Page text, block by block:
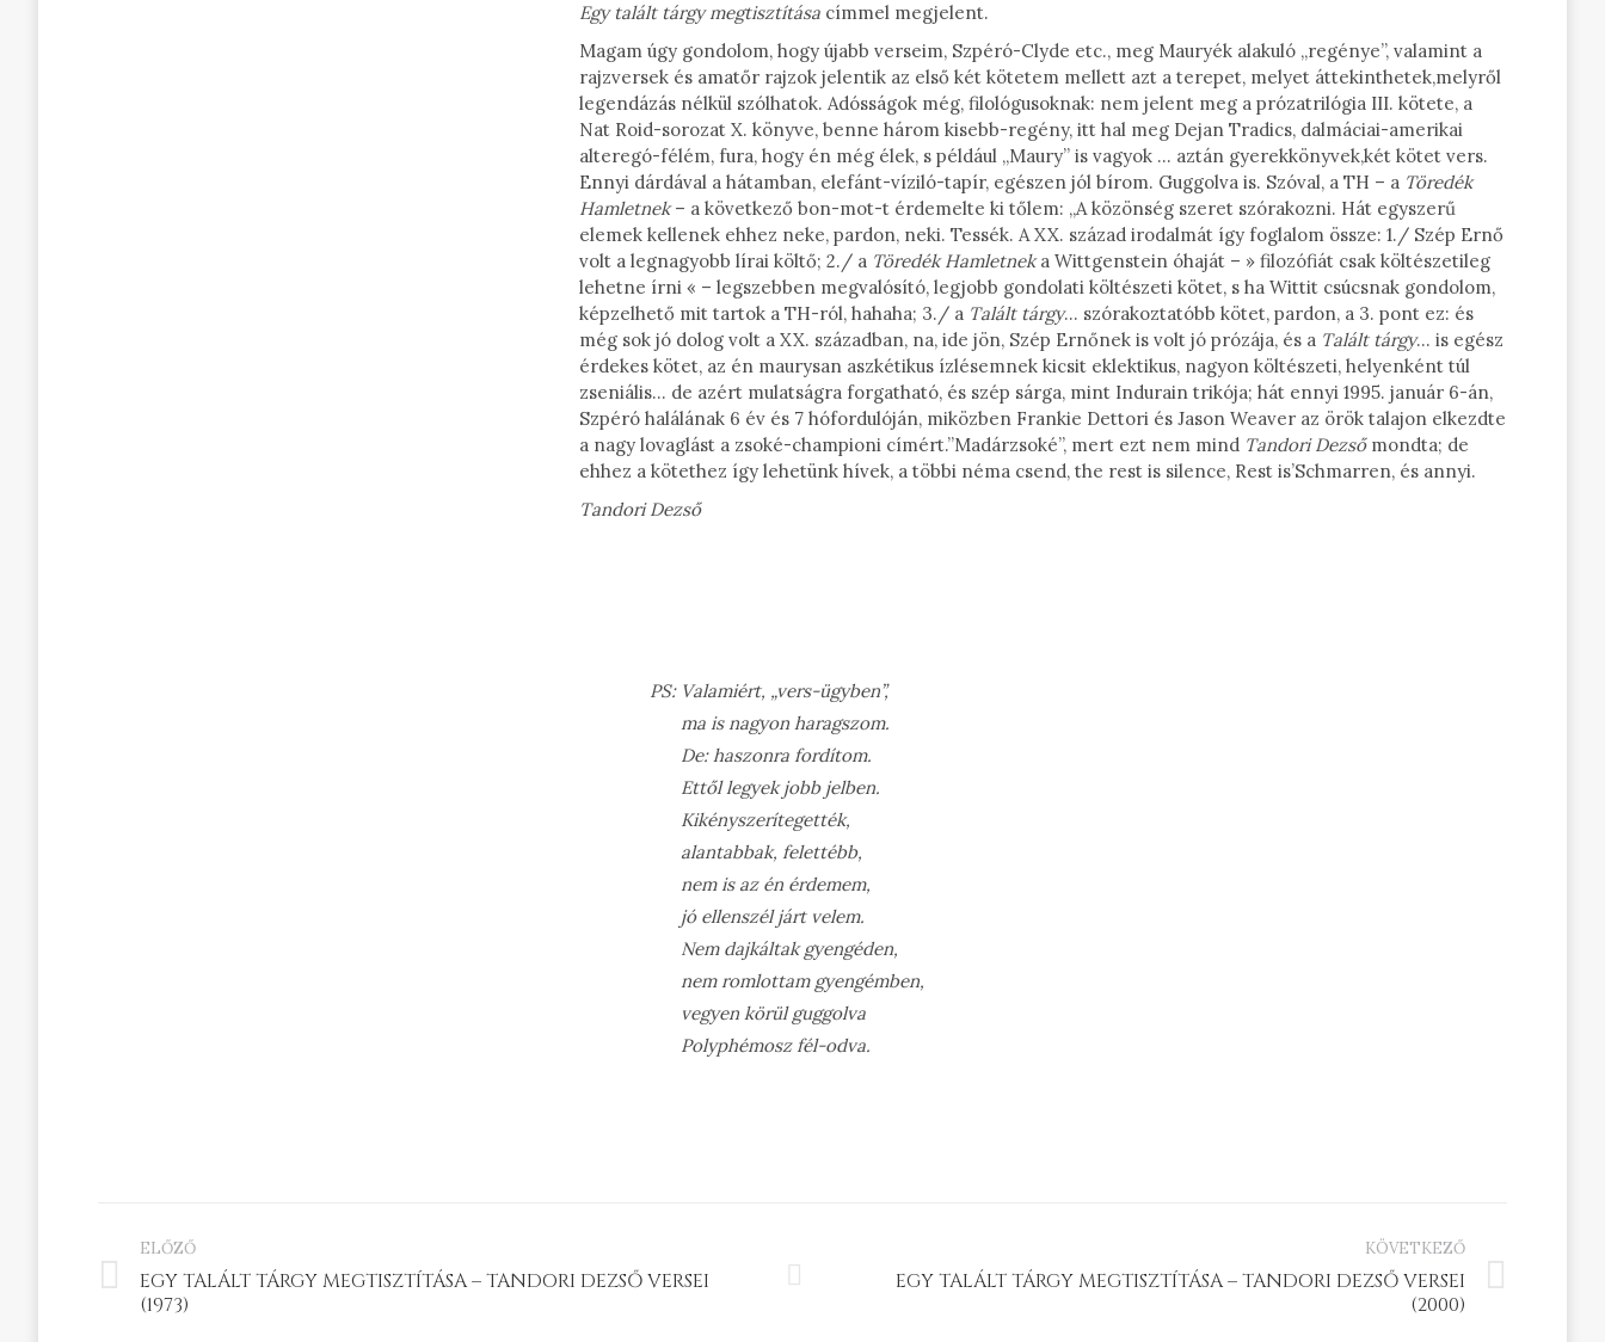
Egy talált tárgy megtisztítása címmel megjelent.
Magam úgy gondolom, hogy újabb verseim, Szpéró-Clyde etc., meg Mauryék alakuló „regénye”, valamint a
rajzversek és amatőr rajzok jelentik az első két kötetem mellett azt a terepet, melyet áttekinthetek,melyről
legendázás nélkül szólhatok. Adósságok még, filológusoknak: nem jelent meg a prózatrilógia III. kötete, a
Nat Roid-sorozat X. könyve, benne három kisebb-regény, itt hal meg Dejan Tradics, dalmáciai-amerikai
alteregó-félém, fura, hogy én még élek, s például „Maury” is vagyok … aztán gyerekkönyvek,két kötet vers.
Ennyi dárdával a hátamban, elefánt-víziló-tapír, egészen jól bírom. Guggolva is. Szóval, a TH – a Töredék
Hamletnek– a következő bon-mot-t érdemelte ki tőlem: „A közönség szeret szórakozni. Hát egyszerű
elemek kellenek ehhez neke, pardon, neki. Tessék. A XX. század irodalmát így foglalom össze: 1./ Szép Ernő
volt a legnagyobb lírai költő; 2./ a Töredék Hamletneka Wittgenstein óhaját – » filozófiát csak költészetileg
lehetne írni « – legszebben megvalósító, legjobb gondolati költészeti kötet, s ha Wittit csúcsnak gondolom,
képzelhető mit tartok a TH-ról, hahaha; 3./ a Talált tárgy… szórakoztatóbb kötet, pardon, a 3. pont ez: és
még sok jó dolog volt a XX. században, na, ide jön, Szép Ernőnek is volt jó prózája, és a Talált tárgy… is egész
érdekes kötet, az én maurysan aszkétikus ízlésemnek kicsit eklektikus, nagyon költészeti, helyenként túl
zseniális… de azért mulatságra forgatható, és szép sárga, mint Indurain trikója; hát ennyi 1995. január 6-án,
Szpéró halálának 6 év és 7 hófordulóján, miközben Frankie Dettori és Jason Weaver az örök talajon elkezdte
a nagy lovaglást a zsoké-championi címért.”Madárzsoké”, mert ezt nem mind Tandori Dezsőmondta; de
ehhez a kötethez így lehetünk hívek, a többi néma csend, the rest is silence, Rest is’Schmarren, és annyi.
Tandori Dezső
PS: Valamiért, „vers-ügyben”,
ma is nagyon haragszom.
De: haszonra fordítom.
Ettől legyek jobb jelben.
Kikényszerítegették,
alantabbak, felettébb,
nem is az én érdemem,
jó ellenszél járt velem.
Nem dajkáltak gyengéden,
nem romlottam gyengémben,
vegyen körül guggolva
Polyphémosz fél-odva.
PROJECT
NAVIGATION
ELŐZŐ
Previous
project:
EGY TALÁLT TÁRGY MEGTISZTÍTÁSA – TANDORI DEZSŐ VERSEI
(1973)
KÖVETKEZŐ
EGY TALÁLT TÁRGY MEGTISZTÍTÁSA – TANDORI DEZSŐ VERSEI
(2000)